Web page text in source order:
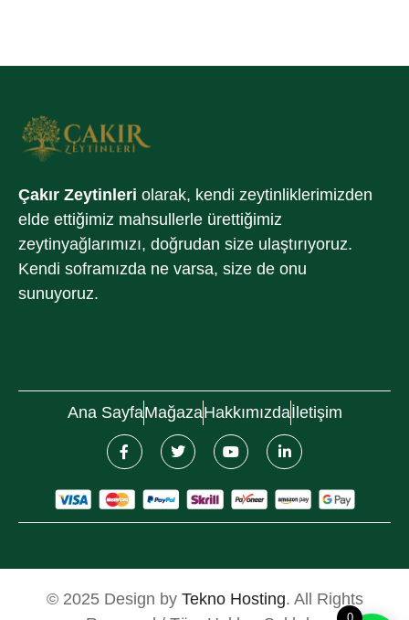
Çakır Zeytinleri olarak, kendi zeytinliklerimizden
elde ettiğimiz mahsullerle ürettiğimiz
zeytinyağlarımızı, doğrudan size ulaştırıyoruz.
Kendi soframızda ne varsa, size de onu
sunuyoruz.
Ana SayfaMağazaHakkımızdaİletişim
© 2025 Design by Tekno Hosting. All Rights